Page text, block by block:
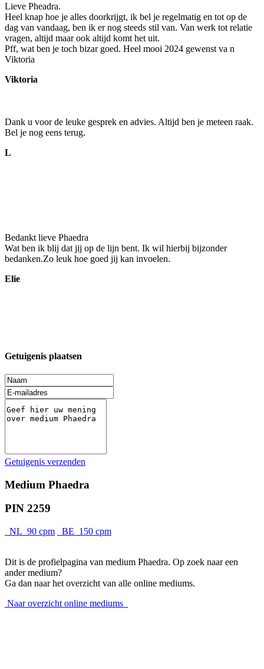
Lieve Pheadra.
Heel knap hoe je alles doorkrijgt, ik bel je regelmatig en tot op de
dag van vandaag, ben ik er nog steeds stil van. Van werk tot relatie
vragen, altijd maar ook altijd komt het uit.
Pff, wat ben je toch bizar goed. Heel mooi 2024 gewenst va n
Viktoria
Viktoria
Dank u voor de leuke gesprek en advies. Altijd ben je meteen raak.
Bel je nog eens terug.
L
Bedankt lieve Phaedra
Wat ben ik blij dat jij op de lijn bent. Ik wil hierbij bijzonder
bedanken.Zo leuk hoe goed jij kan invoelen.
Elie
Getuigenis plaatsen
Getuigenis verzenden
Medium Phaedra
PIN 2259
NL 90 cpm BE 150 cpm
Dit is de profielpagina van medium Phaedra. Op zoek naar een
ander medium?
Ga dan naar het overzicht van alle online mediums.
Naar overzicht online mediums